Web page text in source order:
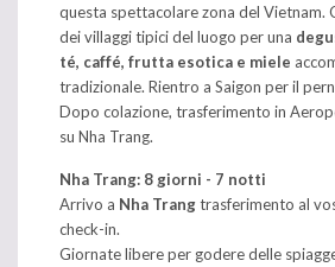
questa spettacolare zona del Vietnam.
dei villaggi tipici del luogo per una
té, caffé, frutta esotica e miele
tradizionale. Rientro a Saigon per il
Dopo colazione, trasferimento in
su Nha Trang.
Nha Trang: 8 giorni - 7 notti
Arrivo a Nha Trangtrasferimento al
check-in.
Giornate libere per godere delle